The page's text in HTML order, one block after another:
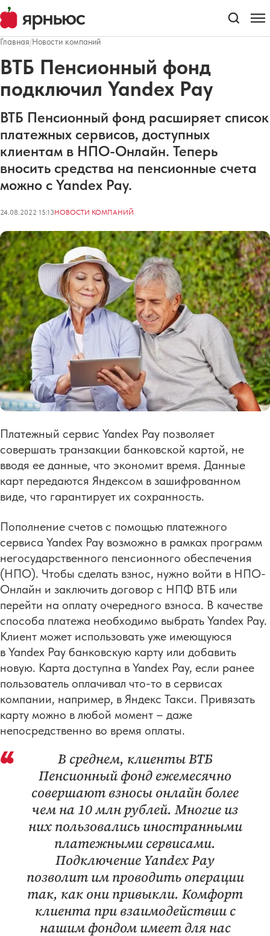
Главная/Новости компаний
ВТБ Пенсионный фонд
подключил Yandex Pay
ВТБ Пенсионный фонд расширяет список
платежных сервисов, доступных
клиентам в НПО-Онлайн. Теперь
вносить средства на пенсионные счета
можно с Yandex Pay.
24.08.2022 15:13НОВОСТИ КОМПАНИЙ
Платежный сервис Yandex Pay позволяет
совершать транзакции банковской картой, не
вводя ее данные, что экономит время. Данные
карт передаются Яндексом в зашифрованном
виде, что гарантирует их сохранность.
Пополнение счетов с помощью платежного
сервиса Yandex Pay возможно в рамках программ
негосударственного пенсионного обеспечения
(НПО). Чтобы сделать взнос, нужно войти в НПО-
Онлайн и заключить договор с НПФ ВТБ или
перейти на оплату очередного взноса. В качестве
способа платежа необходимо выбрать Yandex Pay.
Клиент может использовать уже имеющуюся
в Yandex Pay банковскую карту или добавить
новую. Карта доступна в Yandex Pay, если ранее
пользователь оплачивал что-то в сервисах
компании, например, в Яндекс Такси. Привязать
карту можно в любой момент – даже
непосредственно во время оплаты.
В среднем, клиенты ВТБ
Пенсионный фонд ежемесячно
совершают взносы онлайн более
чем на 10 млн рублей. Многие из
них пользовались иностранными
платежными сервисами.
Подключение Yandex Pay
позволит им проводить операции
так, как они привыкли. Комфорт
клиента при взаимодействии с
нашим фондом имеет для нас